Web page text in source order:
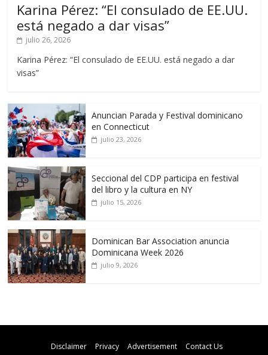
Karina Pérez: “El consulado de EE.UU.
está negado a dar visas”
julio 26, 2026
Karina Pérez: “El consulado de EE.UU. está negado a dar
visas”
Anuncian Parada y Festival dominicano
en Connecticut
julio 23, 2026
Seccional del CDP participa en festival
del libro y la cultura en NY
julio 15, 2026
Dominican Bar Association anuncia
Dominicana Week 2026
julio 9, 2026
Disclaimer Privacy Advertisement Contact Us